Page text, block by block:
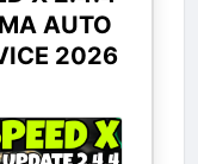
AUTO
2026